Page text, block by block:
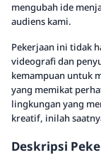
mengubah ide
audiens kami.
Pekerjaan ini tidak
videografi dan
kemampuan untuk
yang memikat
lingkungan yang
kreatif, inilah
Deskripsi